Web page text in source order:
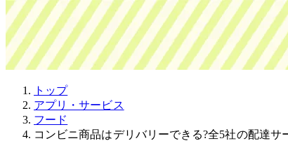
トップ
アプリ・サービス
フード
コンビニ商品はデリバリーできる?全5社の配達